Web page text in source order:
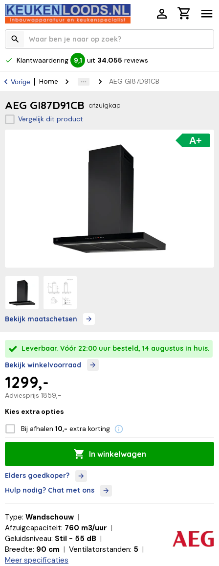
Klantwaardering 9,1 uit 34.055 reviews
Vorige Home AEG GI87D91CB
AEG GI87D91CB afzuigkap
Vergelijk dit product
A+
Bekijk maatschetsen
Leverbaar. Vóór 22:00 uur besteld, 14 augustus in huis.
Bekijk winkelvoorraad
Adviesprijs 1859,-
1299,-
Kies extra opties
Bij afhalen 10,- extra korting
In winkelwagen
Elders goedkoper?
Hulp nodig? Chat met ons
Type: Wandschouw
Afzuigcapaciteit: 760 m3/uur
Geluidsniveau: Stil - 55 dB
Breedte: 90 cm Ventilatorstanden: 5
Meer specificaties